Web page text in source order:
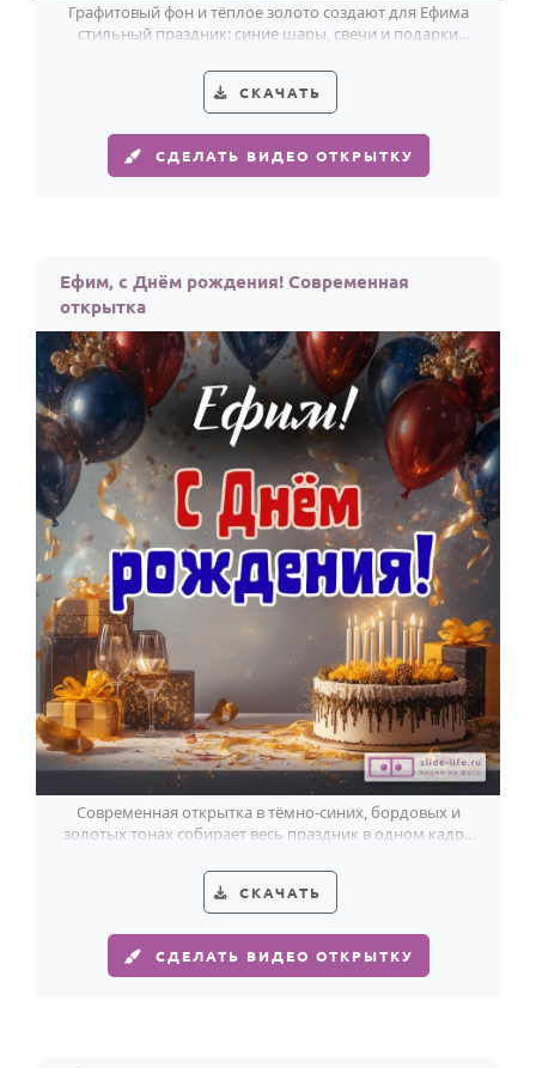
Папе
Все родственники
ПЕРСОНАЛЬНЫЕ
По годам
Графитовый фон и тёплое золото создают для Ефима
стильный праздник: синие шары, свечи и подарки
СКАЧАТЬ
СДЕЛАТЬ ВИДЕО ОТКРЫТКУ
Ефим, с Днём рождения! Современная
открытка
Современная открытка в тёмно-синих, бордовых и
золотых тонах собирает весь праздник в одном кадре
СКАЧАТЬ
СДЕЛАТЬ ВИДЕО ОТКРЫТКУ